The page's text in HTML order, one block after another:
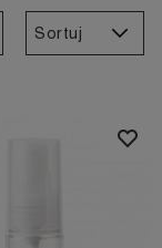
Sortuj